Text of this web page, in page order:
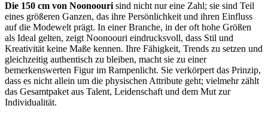
Die 150 cm von Noonoouri sind nicht nur eine Zahl; sie sind Teil
eines größeren Ganzen, das ihre Persönlichkeit und ihren Einfluss
auf die Modewelt prägt. In einer Branche, in der oft hohe Größen
als Ideal gelten, zeigt Noonoouri eindrucksvoll, dass Stil und
Kreativität keine Maße kennen. Ihre Fähigkeit, Trends zu setzen und
gleichzeitig authentisch zu bleiben, macht sie zu einer
bemerkenswerten Figur im Rampenlicht. Sie verkörpert das Prinzip,
dass es nicht allein um die physischen Attribute geht; vielmehr zählt
das Gesamtpaket aus Talent, Leidenschaft und dem Mut zur
Individualität.